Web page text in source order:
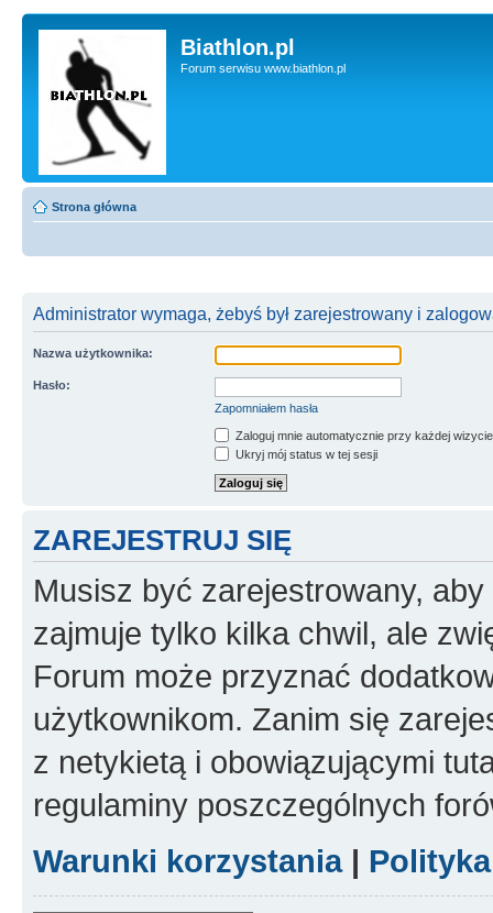
Biathlon.pl
Forum serwisu www.biathlon.pl
Strona główna
Administrator wymaga, żebyś był zarejestrowany i
Nazwa użytkownika:
Hasło:
Zapomniałem hasła
Zaloguj mnie automatycznie przy każdej wizycie
Ukryj mój status w tej sesji
ZAREJESTRUJ SIĘ
Musisz być zarejestrowany,
zajmuje tylko kilka chwil, ale
Forum może przyznać
użytkownikom. Zanim się
z netykietą i obowiązującymi
regulaminy poszczególnych
Warunki korzystania|